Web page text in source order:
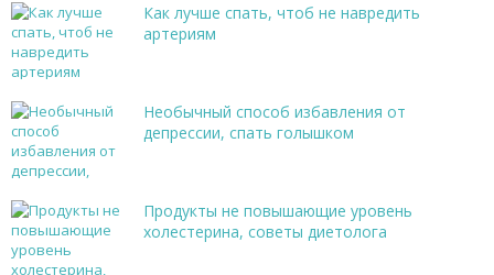
Как лучше спать, чтоб не навредить
артериям
Необычный способ избавления от
депрессии, спать голышком
Продукты не повышающие уровень
холестерина, советы диетолога